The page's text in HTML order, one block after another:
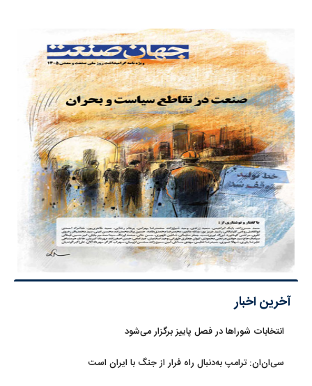
آخرین اخبار
انتخابات شوراها در فصل پاییز برگزار می‌شود
سی‌ان‌ان: ترامپ به‌دنبال راه فرار از جنگ با ایران است